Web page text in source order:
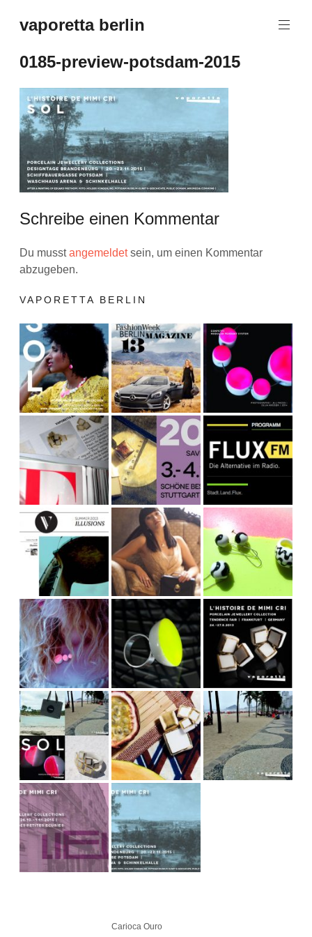
Inhalt
vaporetta berlin
0185-preview-potsdam-2015
Schreibe einen Kommentar
Du musstangemeldetsein, um einen Kommentar
abzugeben.
VAPORETTA BERLIN
Carioca Ouro